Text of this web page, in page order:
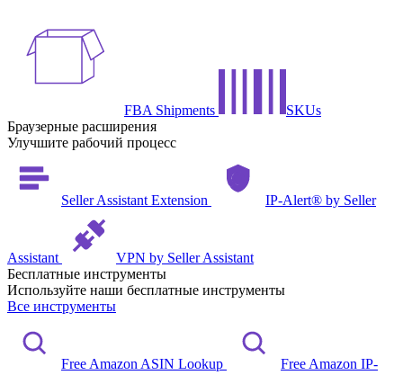
FBA Shipments
SKUs
Браузерные расширения
Улучшите рабочий процесс
Seller Assistant Extension IP-Alert® by Seller
Assistant
VPN by Seller Assistant
Бесплатные инструменты
Используйте наши бесплатные инструменты
Все инструменты
Free Amazon ASIN Lookup Free Amazon IP-